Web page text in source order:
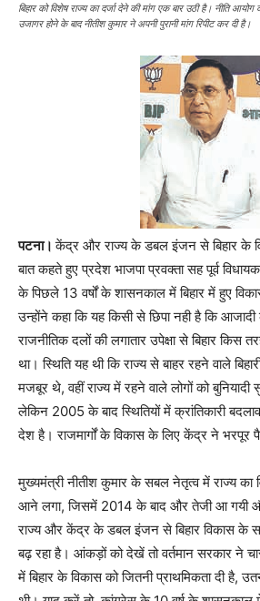
बिहार को विशेष राज्य का दर्जा देने की मांग एक बार उठी है। नीति आयोग
उजागर होने के बाद नीतीश कुमार ने अपनी पुरानी मांग रिपीट कर दी है।
पटना।केंद्र और राज्य के डबल इंजन से बिहार के
बात कहते हुए प्रदेश भाजपा प्रवक्ता सह पूर्व
के पिछले 13 वर्षों के शासनकाल में बिहार में हुए विकास
उन्होंने कहा कि यह किसी से छिपा नही है कि आजादी
राजनीतिक दलों की लगातार उपेक्षा से बिहार किस
था। स्थिति यह थी कि राज्य से बाहर रहने वाले
मजबूर थे, वहीं राज्य में रहने वाले लोगों को बुनियादी
लेकिन 2005 के बाद स्थितियों में क्रांतिकारी
देश है। राजमार्गों के विकास के लिए केंद्र ने भरपूर
मुख्यमंत्री नीतीश कुमार के सबल नेतृत्व में राज्य का
आने लगा, जिसमें 2014 के बाद और तेजी आ गयी
राज्य और केंद्र के डबल इंजन से बिहार विकास के
बढ़ रहा है। आंकड़ों को देखें तो वर्तमान सरकार ने
में बिहार के विकास को जितनी प्राथमिकता दी है,